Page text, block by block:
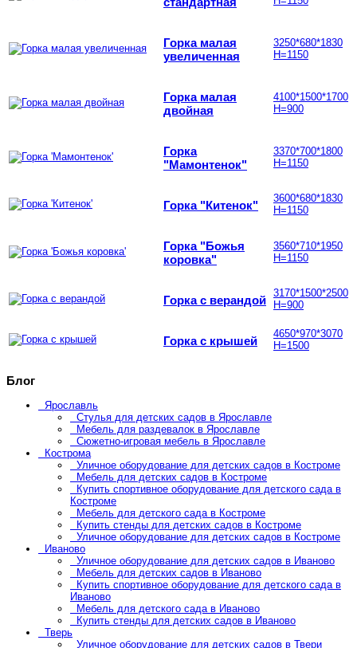
Горка малая
увеличенная
3250*680*1830
Н=1150
Горка малая
двойная
4100*1500*1700
Н=900
Горка
"Мамонтенок"
3370*700*1800
Н=1150
Горка "Китенок"
3600*680*1830
Н=1150
Горка "Божья
коровка"
3560*710*1950
Н=1150
Горка с верандой 3170*1500*2500
Н=900
Горка с крышей
4650*970*3070
Н=1500
Блог
Ярославль
Стулья для детских садов в Ярославле
Мебель для раздевалок в Ярославле
Сюжетно-игровая мебель в Ярославле
Кострома
Уличное оборудование для детских садов в Костроме
Мебель для детских садов в Костроме
Купить спортивное оборудование для детского сада в
Костроме
Мебель для детского сада в Костроме
Купить стенды для детских садов в Костроме
Уличное оборудование для детских садов в Костроме
Иваново
Уличное оборудование для детских садов в Иваново
Мебель для детских садов в Иваново
Купить спортивное оборудование для детского сада в
Иваново
Мебель для детского сада в Иваново
Купить стенды для детских садов в Иваново
Тверь
Уличное оборудование для детских садов в Твери